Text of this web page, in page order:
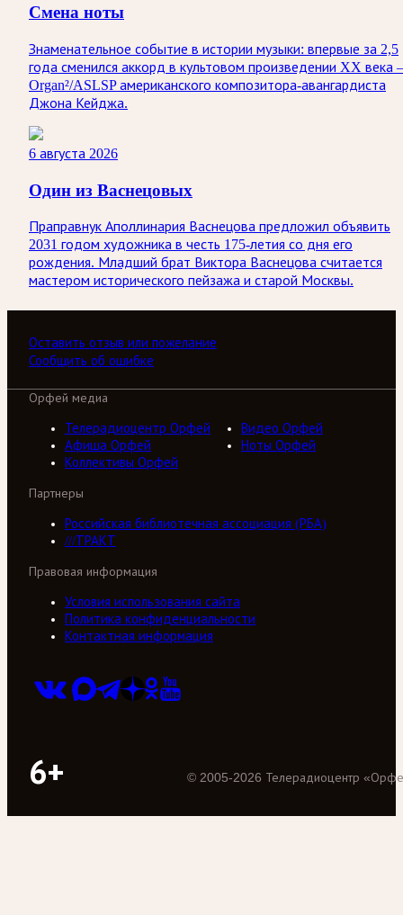
Смена ноты
Знаменательное событие в истории музыки: впервые за 2,5
года сменился аккорд в культовом произведении XX века
Organ²/ASLSP американского композитора-авангардиста
Джона Кейджа.
6 августа 2026
Один из Васнецовых
Праправнук Аполлинария Васнецова предложил объявить
2031 годом художника в честь 175-летия со дня его
рождения. Младший брат Виктора Васнецова считается
мастером исторического пейзажа и старой Москвы.
Оставить отзыв или пожелание
Сообщить об ошибке
Орфей медиа
Телерадиоцентр Орфей
Видео Орфей
Афиша Орфей
Ноты Орфей
Коллективы Орфей
Партнеры
Российская библиотечная ассоциация (РБА)
///ТРАКТ
Правовая информация
Условия использования сайта
Политика конфиденциальности
Контактная информация
6+ © 2005-2026 Телерадиоцентр